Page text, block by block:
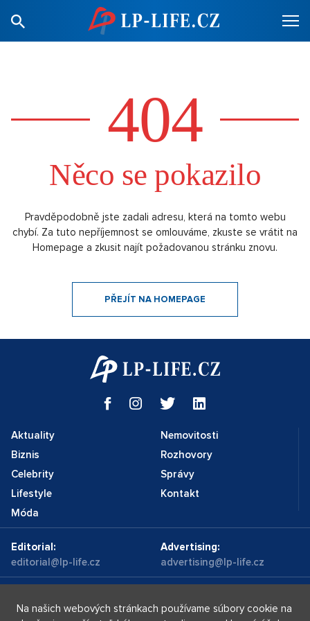
404
Něco se pokazilo
Pravděpodobně jste zadali adresu, která na tomto webu
chybí. Za tuto nepříjemnost se omlouváme, zkuste se vrátit na
Homepage a zkusit najít požadovanou stránku znovu.
PŘEJÍT NA HOMEPAGE
Aktuality
Biznis
Celebrity
Lifestyle
Móda
Nemovitosti
Rozhovory
Správy
Kontakt
Editorial:
editorial@lp-life.cz
Advertising:
advertising@lp-life.cz
Na našich webových stránkach používame súbory cookie na